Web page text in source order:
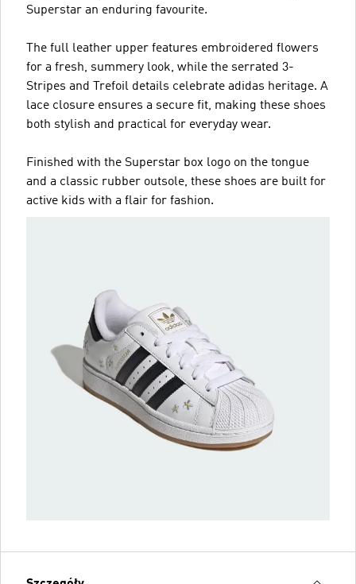
Superstar an enduring favourite.
The full leather upper features embroidered flowers
for a fresh, summery look, while the serrated 3-
Stripes and Trefoil details celebrate adidas heritage. A
lace closure ensures a secure fit, making these shoes
both stylish and practical for everyday wear.
Finished with the Superstar box logo on the tongue
and a classic rubber outsole, these shoes are built for
active kids with a flair for fashion.